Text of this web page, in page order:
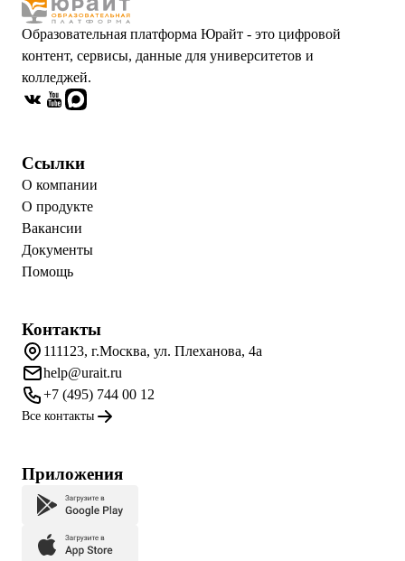
Образовательная платформа Юрайт - это цифровой
контент, сервисы, данные для университетов и
колледжей.
Ссылки
О компании
О продукте
Вакансии
Документы
Помощь
Контакты
111123, г.Москва, ул. Плеханова, 4а
help@urait.ru
+7 (495) 744 00 12
Все контакты
Приложения